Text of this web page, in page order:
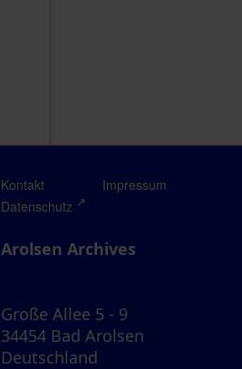
Kontakt
Impressum
Datenschutz
Arolsen Archives
Große Allee 5 - 9
34454 Bad Arolsen
Deutschland